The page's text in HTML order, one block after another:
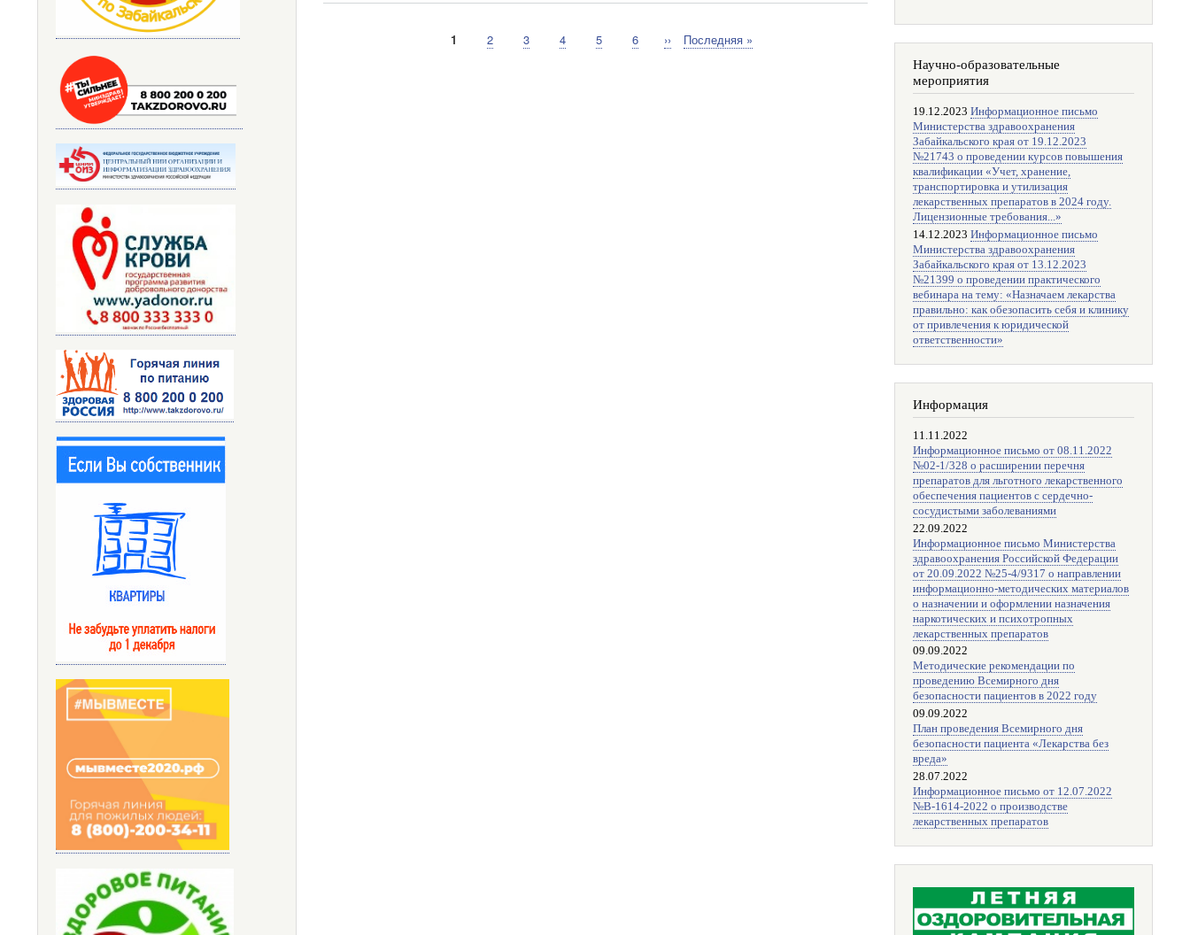
Текущая
1 Страница
2 Страница
3 Страница
4 Страница
5 Страница
6
Следующая
››
Последняя
Последняя »
Научно-образовательные
мероприятия
19.12.2023 Информационное письмо
Министерства здравоохранения
Забайкальского края от 19.12.2023
№21743 о проведении курсов повышения
квалификации «Учет, хранение,
транспортировка и утилизация
лекарственных препаратов в 2024 году.
Лицензионные требования...»
14.12.2023 Информационное письмо
Министерства здравоохранения
Забайкальского края от 13.12.2023
№21399 о проведении практического
вебинара на тему: «Назначаем лекарства
правильно: как обезопасить себя и клинику
от привлечения к юридической
ответственности»
Информация
11.11.2022
Информационное письмо от 08.11.2022
№02-1/328 о расширении перечня
препаратов для льготного лекарственного
обеспечения пациентов с сердечно-
сосудистыми заболеваниями
22.09.2022
Информационное письмо Министерства
здравоохранения Российской Федерации
от 20.09.2022 №25-4/9317 о направлении
информационно-методических материалов
о назначении и оформлении назначения
наркотических и психотропных
лекарственных препаратов
09.09.2022
Методические рекомендации по
проведению Всемирного дня
безопасности пациентов в 2022 году
09.09.2022
План проведения Всемирного дня
безопасности пациента «Лекарства без
вреда»
28.07.2022
Информационное письмо от 12.07.2022
№В-1614-2022 о производстве
лекарственных препаратов